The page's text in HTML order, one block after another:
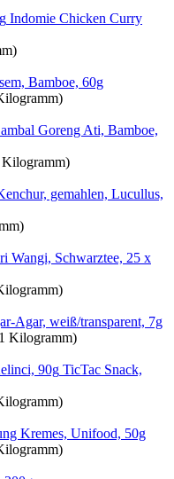
Indomie Chicken Curry
Bamboe, 60g
Goreng Ati, Bamboe,
gemahlen, Lucullus,
Wangi, Schwarztee, 25 x
Agar, weiß/transparent, 7g
Kilogramm)
TicTac Snack,
Kremes, Unifood, 50g